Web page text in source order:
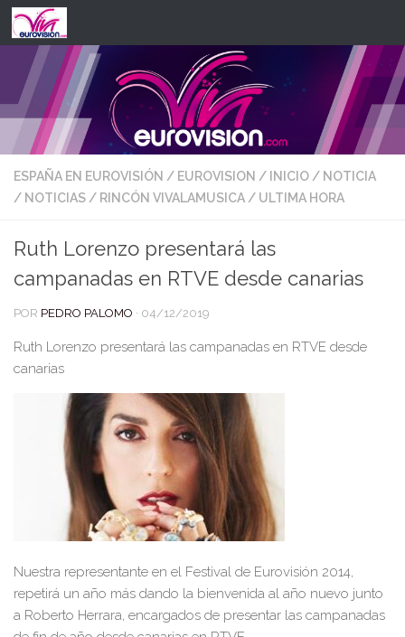
Saltar al contenido
ESPAÑA EN EUROVISIÓN / EUROVISION / INICIO/ NOTICIA
/ NOTICIAS/ RINCÓN VIVALAMUSICA/ ULTIMA HORA
Ruth Lorenzo presentará las
campanadas en RTVE desde canarias
POR PEDRO PALOMO · 04/12/2019
Ruth Lorenzo presentará las campanadas en RTVE desde
canarias
Nuestra representante en el Festival de Eurovisión 2014,
repetirá un año más dando la bienvenida al año nuevo junto
a Roberto Herrara, encargados de presentar las campanadas